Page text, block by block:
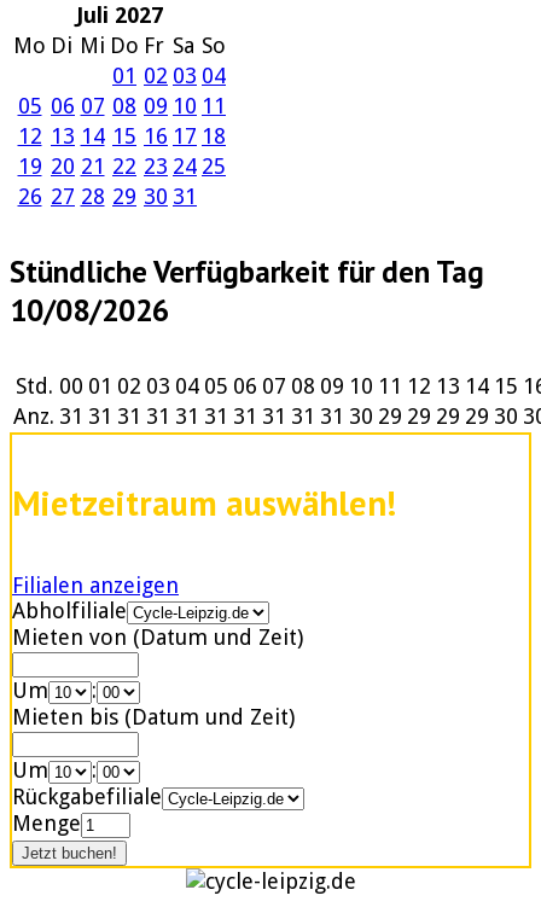
Juli 2027
Mo Di Mi Do Fr Sa So
01 02 03 04
05 06 07 08 09 10 11
12 13 14 15 16 17 18
19 20 21 22 23 24 25
26 27 28 29 30 31
Stündliche Verfügbarkeit für den Tag
10/08/2026
Std. 00 01 02 03 04 05 06 07 08 09 10 11 12 13 14 15
Anz. 31 31 31 31 31 31 31 31 31 31 30 29 29 29 29 30
Mietzeitraum auswählen!
Filialen anzeigen
Abholfiliale
Mieten von (Datum und Zeit)
Um
:
Mieten bis (Datum und Zeit)
Um
:
Rückgabefiliale
Menge